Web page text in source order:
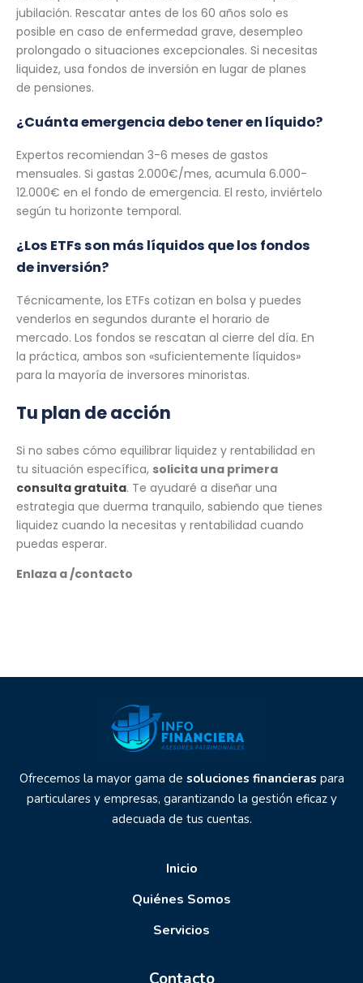
jubilación. Rescatar antes de los 60 años solo es
posible en caso de enfermedad grave, desempleo
prolongado o situaciones excepcionales. Si necesitas
liquidez, usa fondos de inversión en lugar de planes
de pensiones.
¿Cuánta emergencia debo tener en líquido?
Expertos recomiendan 3-6 meses de gastos
mensuales. Si gastas 2.000€/mes, acumula 6.000-
12.000€ en el fondo de emergencia. El resto, inviértelo
según tu horizonte temporal.
¿Los ETFs son más líquidos que los fondos
de inversión?
Técnicamente, los ETFs cotizan en bolsa y puedes
venderlos en segundos durante el horario de
mercado. Los fondos se rescatan al cierre del día. En
la práctica, ambos son «suficientemente líquidos»
para la mayoría de inversores minoristas.
Tu plan de acción
Si no sabes cómo equilibrar liquidez y rentabilidad en
tu situación específica, solicita una primera
consulta gratuita. Te ayudaré a diseñar una
estrategia que duerma tranquilo, sabiendo que tienes
liquidez cuando la necesitas y rentabilidad cuando
puedas esperar.
Enlaza a /contacto
Ofrecemos la mayor gama de soluciones financieras para
particulares y empresas, garantizando la gestión eficaz y
adecuada de tus cuentas.
Inicio
Quiénes Somos
Servicios
Contacto